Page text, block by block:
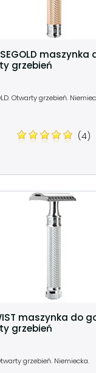
grzebień
Otwarty grzebień.
(4)
maszynka do
grzebień
grzebień. Niemiecka.